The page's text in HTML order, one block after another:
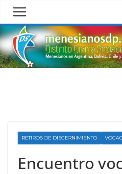
Skip
content
RETIROS DE DISCERNIMIENTO
Encuentro